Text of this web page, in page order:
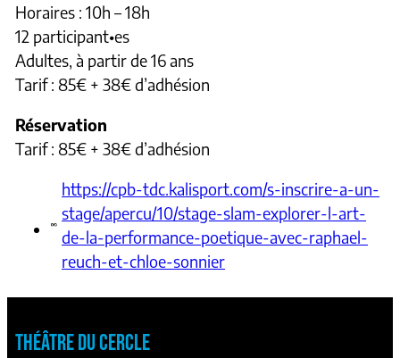
Horaires : 10h – 18h
12 participant•es
Adultes, à partir de 16 ans
Tarif : 85€ + 38€ d’adhésion
Réservation
Tarif : 85€ + 38€ d’adhésion
https://cpb-tdc.kalisport.com/s-inscrire-a-un-
stage/apercu/10/stage-slam-explorer-l-art-
de-la-performance-poetique-avec-raphael-
reuch-et-chloe-sonnier
THÉÂTRE DU CERCLE